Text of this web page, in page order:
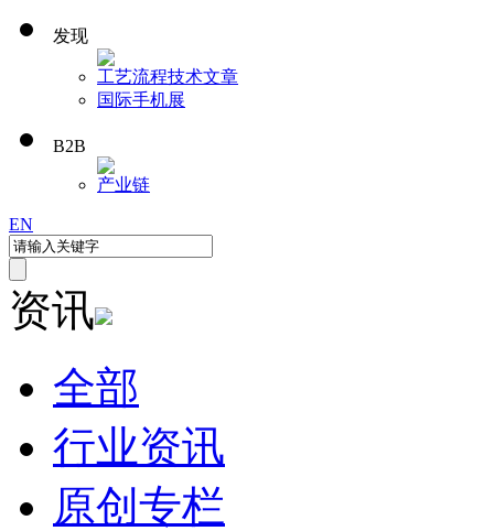
发现
工艺流程技术文章
国际手机展
B2B
产业链
EN
资讯
全部
行业资讯
原创专栏